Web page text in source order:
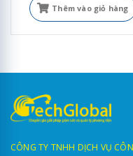
Thêm vào giỏ hàng
CÔNG TY TNHH DỊCH VỤ